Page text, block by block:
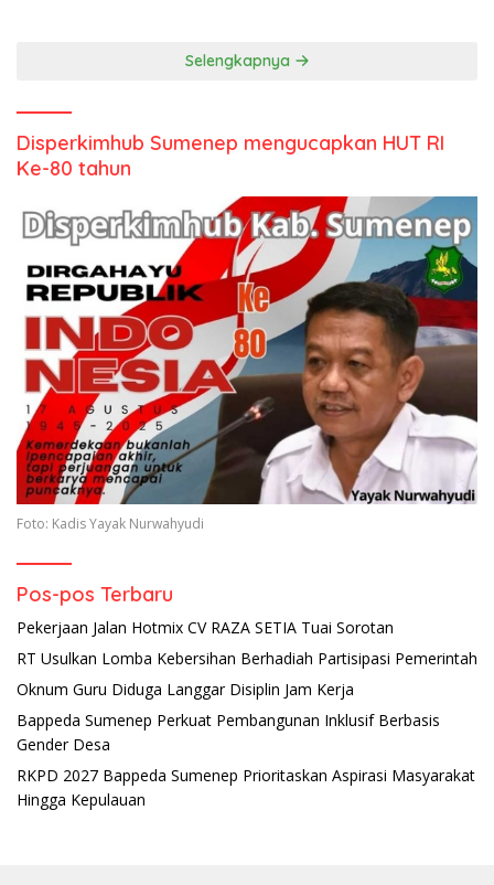
Selengkapnya
Disperkimhub Sumenep mengucapkan HUT RI
Ke-80 tahun
Foto: Kadis Yayak Nurwahyudi
Pos-pos Terbaru
Pekerjaan Jalan Hotmix CV RAZA SETIA Tuai Sorotan
RT Usulkan Lomba Kebersihan Berhadiah Partisipasi Pemerintah
Oknum Guru Diduga Langgar Disiplin Jam Kerja
Bappeda Sumenep Perkuat Pembangunan Inklusif Berbasis
Gender Desa
RKPD 2027 Bappeda Sumenep Prioritaskan Aspirasi Masyarakat
Hingga Kepulauan